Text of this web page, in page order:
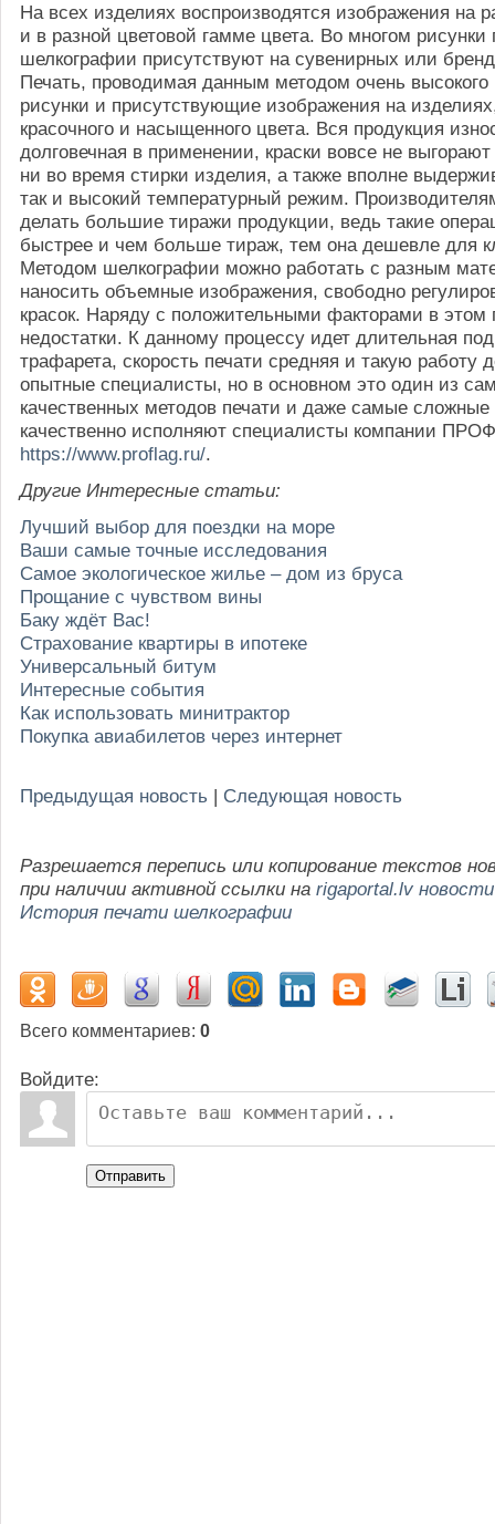
На всех изделиях воспроизводятся изображения на
и в разной цветовой гамме цвета. Во многом рисунки
шелкографии присутствуют на сувенирных или
Печать, проводимая данным методом очень высокого
рисунки и присутствующие изображения на
красочного и насыщенного цвета. Вся продукция
долговечная в применении, краски вовсе не
ни во время стирки изделия, а также вполне
так и высокий температурный режим.
делать большие тиражи продукции, ведь такие
быстрее и чем больше тираж, тем она дешевле для
Методом шелкографии можно работать с разным
наносить объемные изображения, свободно
красок. Наряду с положительными факторами в этом
недостатки. К данному процессу идет длительная
трафарета, скорость печати средняя и такую работу
опытные специалисты, но в основном это один из
качественных методов печати и даже самые сложные
качественно исполняют специалисты компании
https://www.proflag.ru/.
Другие Интересные статьи:
Лучший выбор для поездки на море
Ваши самые точные исследования
Самое экологическое жилье – дом из бруса
Прощание с чувством вины
Баку ждёт Вас!
Страхование квартиры в ипотеке
Универсальный битум
Интересные события
Как использовать минитрактор
Покупка авиабилетов через интернет
Предыдущая новость | Следующая новость
Разрешается перепись или копирование текстов
при наличии активной ссылки на rigaportal.lv новости
История печати шелкографии
Всего комментариев: 0
Войдите:
Отправить